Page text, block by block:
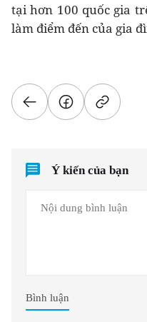
tại hơn 100 quốc gia
làm điểm đến của gia
Ý kiến của bạn
Bình luận